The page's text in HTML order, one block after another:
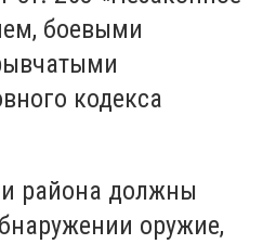
боевыми
кодекса
района должны
оружие,